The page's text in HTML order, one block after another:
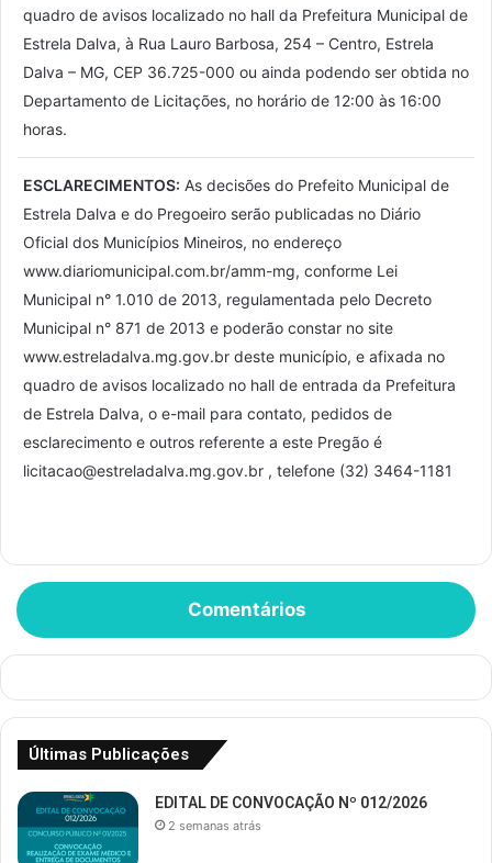
quadro de avisos localizado no hall da Prefeitura Municipal de
Estrela Dalva, à Rua Lauro Barbosa, 254 – Centro, Estrela
Dalva – MG, CEP 36.725-000 ou ainda podendo ser obtida no
Departamento de Licitações, no horário de 12:00 às 16:00
horas.
ESCLARECIMENTOS: As decisões do Prefeito Municipal de
Estrela Dalva e do Pregoeiro serão publicadas no Diário
Oficial dos Municípios Mineiros, no endereço
www.diariomunicipal.com.br/amm-mg, conforme Lei
Municipal n° 1.010 de 2013, regulamentada pelo Decreto
Municipal n° 871 de 2013 e poderão constar no site
www.estreladalva.mg.gov.br deste município, e afixada no
quadro de avisos localizado no hall de entrada da Prefeitura
de Estrela Dalva, o e-mail para contato, pedidos de
esclarecimento e outros referente a este Pregão é
licitacao@estreladalva.mg.gov.br , telefone (32) 3464-1181
Comentários
Últimas Publicações
EDITAL DE CONVOCAÇÃO Nº 012/2026
2 semanas atrás